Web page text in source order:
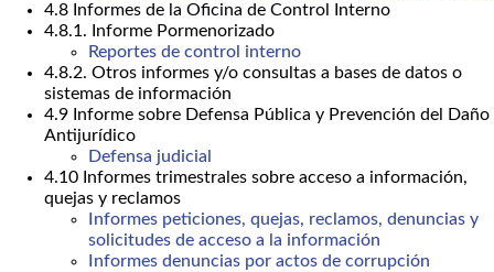
4.8 Informes de la Oficina de Control Interno
4.8.1. Informe Pormenorizado
Reportes de control interno
4.8.2. Otros informes y/o consultas a bases de datos o
sistemas de información
4.9 Informe sobre Defensa Pública y Prevención del Daño
Antijurídico
Defensa judicial
4.10 Informes trimestrales sobre acceso a información,
quejas y reclamos
Informes peticiones, quejas, reclamos, denuncias y
solicitudes de acceso a la información
Informes denuncias por actos de corrupción